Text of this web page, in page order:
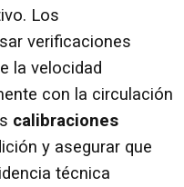
Los
verificaciones
la velocidad
con la circulación
calibraciones
y asegurar que
técnica